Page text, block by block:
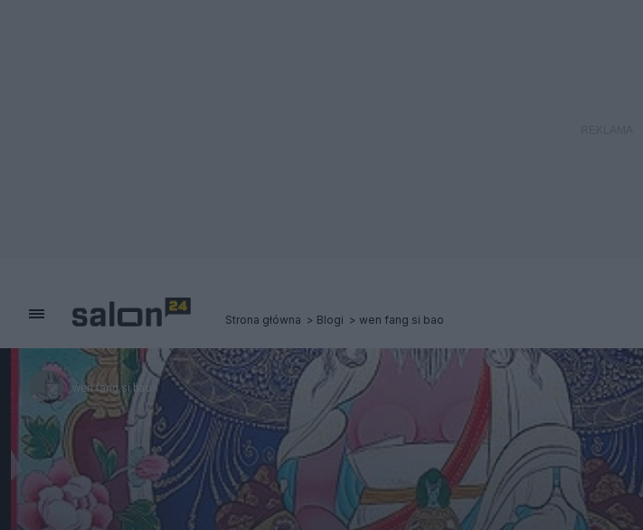
Strona główna Blogi wen fang si bao
wen fang si bao